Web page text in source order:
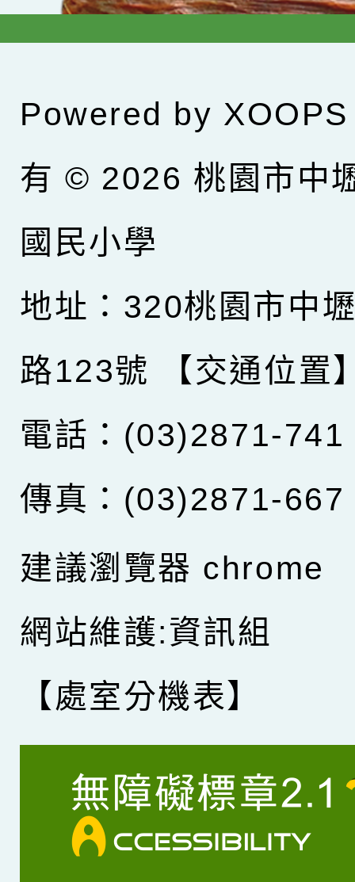
Powered by XOOPS
有 © 2026 桃園市中
國民小學
地址：320桃園市中
路123號
【交通位置
電話：(03)2871-741
傳真：(03)2871-667
建議瀏覽器 chrome
網站維護:資訊組
【處室分機表】